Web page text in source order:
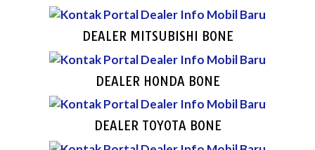
DEALER MITSUBISHI BONE
DEALER HONDA BONE
DEALER TOYOTA BONE